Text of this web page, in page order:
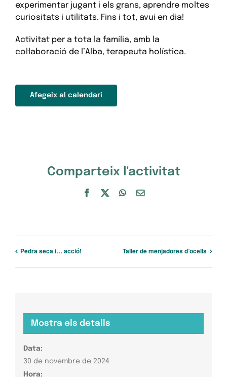
experimentar jugant i els grans, aprendre moltes
curiositats i utilitats. Fins i tot, avui en dia!
Activitat per a tota la família, amb la
col·laboració de l’Alba, terapeuta holística.
Afegeix al calendari
Comparteix l'activitat
Facebook
X WhatsApp
Email:
Pedra seca i… acció! Taller de menjadores d’ocells
Mostra els detalls
Data:
30 de novembre de 2024
Hora: